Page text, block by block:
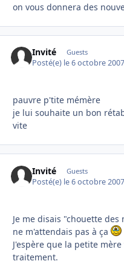
on vous donnera des
Invité Guests
Posté(e) le 6 octobre 2007
pauvre p'tite mémère
je lui souhaite un bon
vite
Invité Guests
Posté(e) le 6 octobre 2007
Je me disais "chouette
ne m'attendais pas à ça
J'espère que la petite
traitement.